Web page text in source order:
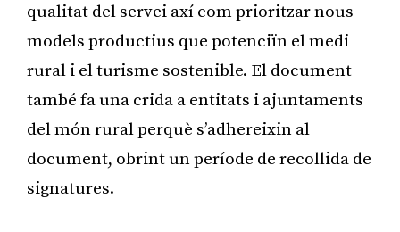
qualitat del servei axí com prioritzar nous
models productius que potenciïn el medi
rural i el turisme sostenible. El document
també fa una crida a entitats i ajuntaments
del món rural perquè s’adhereixin al
document, obrint un període de recollida de
signatures.